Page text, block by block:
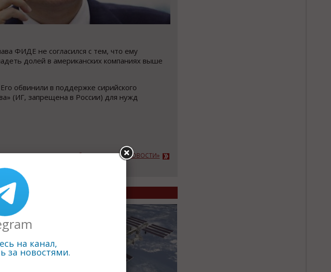
ФИДЕ не согласился с тем, что ему
долей в американских компаниях выше
обвинили в поддержке сирийского
(ИГ, запрещена в России) для нужд
Назад к рубрике «ВАЖНЫЕ НОВОСТИ»
на канал,
за новостями.